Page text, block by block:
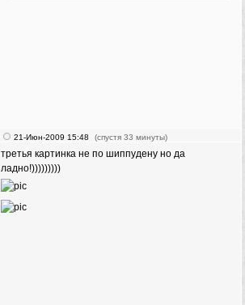
21-Июн-2009 15:48 (спустя 33 минуты)
третья картинка не по шиппудену но да
ладно!)))))))))